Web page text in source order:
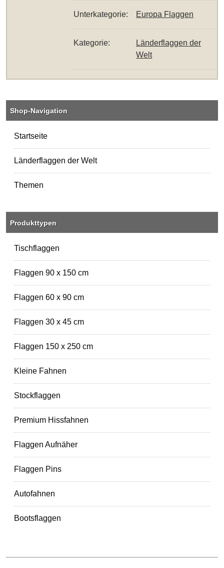
Unterkategorie: Europa Flaggen
Kategorie:
Länderflaggen der
Welt
Shop-Navigation
Startseite
Länderflaggen der Welt
Themen
Produkttypen
Tischflaggen
Flaggen 90 x 150 cm
Flaggen 60 x 90 cm
Flaggen 30 x 45 cm
Flaggen 150 x 250 cm
Kleine Fahnen
Stockflaggen
Premium Hissfahnen
Flaggen Aufnäher
Flaggen Pins
Autofahnen
Bootsflaggen